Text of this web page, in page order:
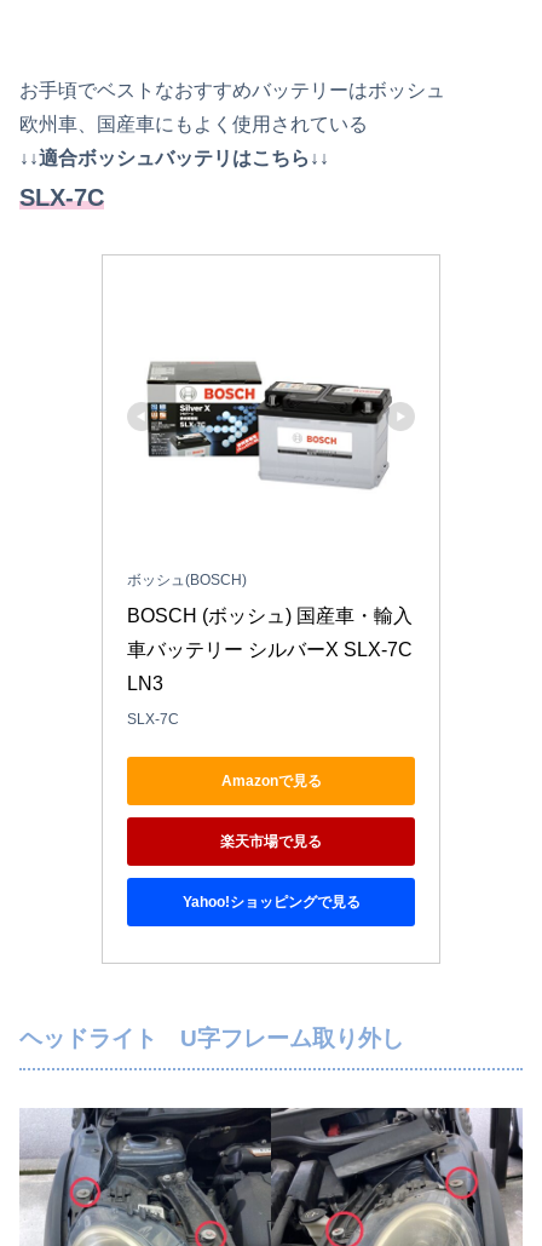
お手頃でベストなおすすめバッテリーはボッシュ
欧州車、国産車にもよく使用されている
↓↓適合ボッシュバッテリはこちら↓↓
SLX-7C
ボッシュ(BOSCH)
BOSCH (ボッシュ) 国産車・輸入
車バッテリー シルバーX SLX-7C
LN3
SLX-7C
Amazonで見る
楽天市場で見る
Yahoo!ショッピングで見る
ヘッドライト U字フレーム取り外し